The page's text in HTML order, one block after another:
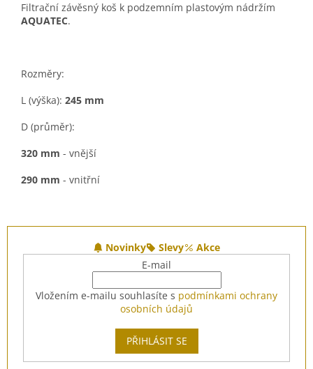
Filtrační závěsný koš k podzemním plastovým nádržím
AQUATEC.
Rozměry:
L (výška): 245 mm
D (průměr):
320 mm - vnější
290 mm - vnitřní
Novinky Slevy
Akce
E-mail
Vložením e-mailu souhlasíte s podmínkami ochrany
osobních údajů
PŘIHLÁSIT SE